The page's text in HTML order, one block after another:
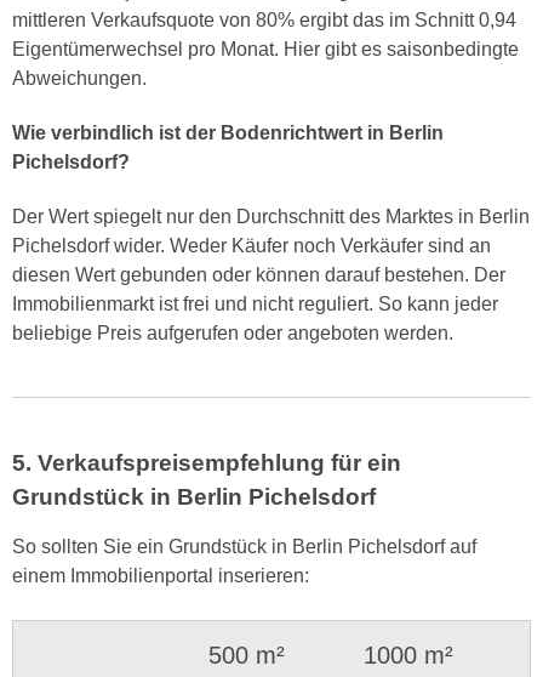
mittleren Verkaufsquote von 80% ergibt das im Schnitt 0,94
Eigentümerwechsel pro Monat. Hier gibt es saisonbedingte
Abweichungen.
Wie verbindlich ist der Bodenrichtwert in Berlin
Pichelsdorf?
Der Wert spiegelt nur den Durchschnitt des Marktes in Berlin
Pichelsdorf wider. Weder Käufer noch Verkäufer sind an
diesen Wert gebunden oder können darauf bestehen. Der
Immobilienmarkt ist frei und nicht reguliert. So kann jeder
beliebige Preis aufgerufen oder angeboten werden.
5. Verkaufspreisempfehlung für ein
Grundstück in Berlin Pichelsdorf
So sollten Sie ein Grundstück in Berlin Pichelsdorf auf
einem Immobilienportal inserieren:
500 m²
1000 m²